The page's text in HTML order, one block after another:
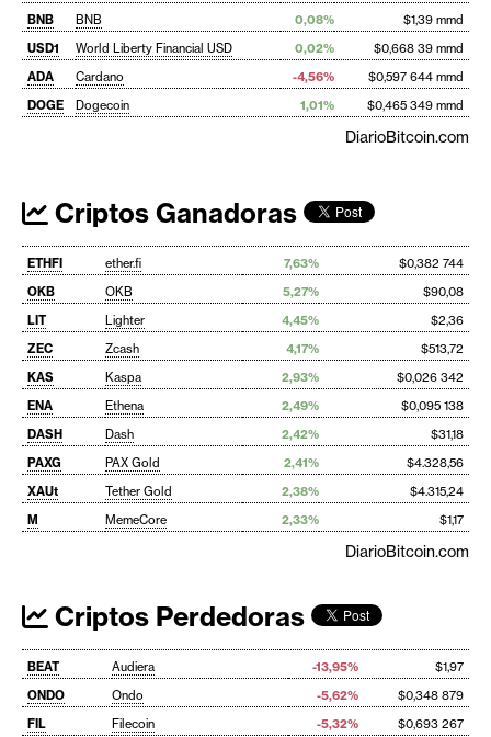
BNB
BNB 0,08%
$1,39 mmd
USD1
World Liberty Financial USD 0,02%
$0,668 39 mmd
ADA
Cardano -4,56%
$0,597 644 mmd
DOGE
Dogecoin 1,01% $0,465 349 mmd
DiarioBitcoin.com
Criptos Ganadoras
ETHFI ether.fi 7,63%
$0,382 744
OKB
OKB 5,27%
$90,08
LIT
Lighter 4,45%
$2,36
ZEC
Zcash 4,17%
$513,72
KAS
Kaspa 2,93%
$0,026 342
ENA
Ethena 2,49%
$0,095 138
DASH
Dash 2,42%
$31,18
PAXG
PAX Gold 2,41%
$4.328,56
XAUt
Tether Gold 2,38%
$4.315,24
M
MemeCore 2,33% $1,17
DiarioBitcoin.com
Criptos Perdedoras
BEAT Audiera -13,95%
$1,97
ONDO
Ondo -5,62%
$0,348 879
FIL
Filecoin -5,32% $0,693 267